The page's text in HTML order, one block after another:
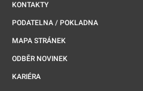
KONTAKTY
PODATELNA / POKLADNA
MAPA STRÁNEK
ODBĚR NOVINEK
KARIÉRA